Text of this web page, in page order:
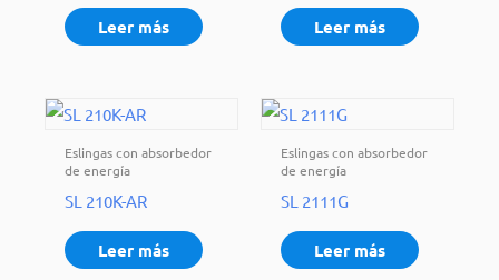
Leer más Leer más
Eslingas con absorbedor
de energía
SL 210K-AR
Leer más
Eslingas con absorbedor
de energía
SL 2111G
Leer más